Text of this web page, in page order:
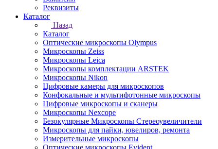
Реквизиты
Каталог
Назад
Каталог
Оптические микроскопы Olympus
Микроскопы Zeiss
Микроскопы Leica
Микроскопы комплектации ARSTEK
Микроскопы Nikon
Цифровые камеры для микроскопов
Конфокальные и мультифотонные микроскопы
Цифровые микроскопы и сканеры
Микроскопы Nexcope
Безокулярные Микроскопы Стереоувеличители
Микроскопы для пайки, ювелиров, ремонта
Измерительные микроскопы
Оптические микроскопы Evident